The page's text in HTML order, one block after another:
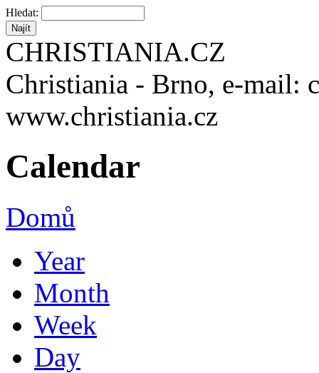
Hledat:
CHRISTIANIA.CZ
Christiania - Brno, e-mail:
www.christiania.cz
Calendar
Domů
Year
Month
Week
Day